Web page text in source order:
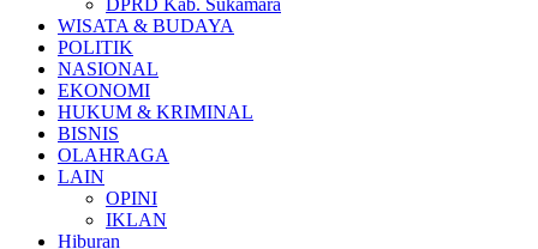
DPRD Kab. Sukamara
WISATA & BUDAYA
POLITIK
NASIONAL
EKONOMI
HUKUM & KRIMINAL
BISNIS
OLAHRAGA
LAIN
OPINI
IKLAN
Hiburan